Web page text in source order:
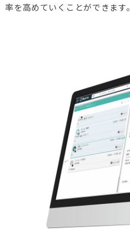
率を高めていくことができます。